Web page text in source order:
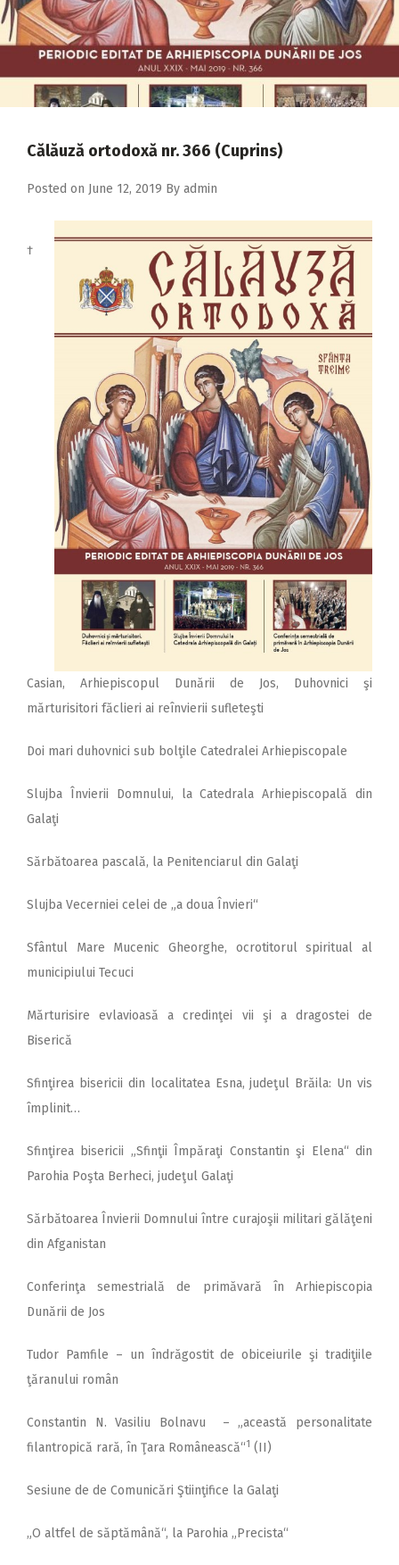
2018
2017
2016
2015
2014
Călăuză ortodoxă nr. 366 (Cuprins)
Posted on June 12, 2019 By admin
†
Casian, Arhiepiscopul Dunării de Jos, Duhovnici şi
mărturisitori făclieri ai reînvierii sufleteşti
Doi mari duhovnici sub bolţile Catedralei Arhiepiscopale
Slujba Învierii Domnului, la Catedrala Arhiepiscopală din
Galaţi
Sărbătoarea pascală, la Penitenciarul din Galaţi
Slujba Vecerniei celei de „a doua Învieri“
Sfântul Mare Mucenic Gheorghe, ocrotitorul spiritual al
municipiului Tecuci
Mărturisire evlavioasă a credinţei vii şi a dragostei de
Biserică
Sfinţirea bisericii din localitatea Esna, judeţul Brăila: Un vis
împlinit…
Sfinţirea bisericii „Sfinţii Împăraţi Constantin şi Elena“ din
Parohia Poşta Berheci, judeţul Galaţi
Sărbătoarea Învierii Domnului între curajoşii militari gălăţeni
din Afganistan
Conferinţa semestrială de primăvară în Arhiepiscopia
Dunării de Jos
Tudor Pamfile – un îndrăgostit de obiceiurile şi tradiţiile
ţăranului român
Constantin N. Vasiliu Bolnavu – „această personalitate
filantropică rară, în Ţara Românească“1 (II)
Sesiune de de Comunicări Ştiinţifice la Galaţi
„O altfel de săptămână“, la Parohia „Precista“